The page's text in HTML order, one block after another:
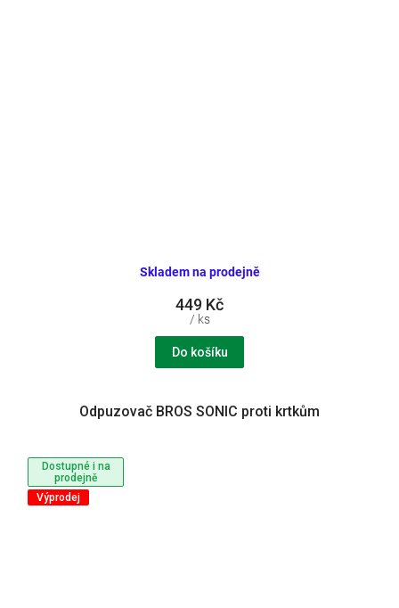
Skladem na prodejně
449 Kč
/ ks
Do košíku
Dostupné i na
prodejně
Výprodej
Odpuzovač BROS SONIC proti krtkům